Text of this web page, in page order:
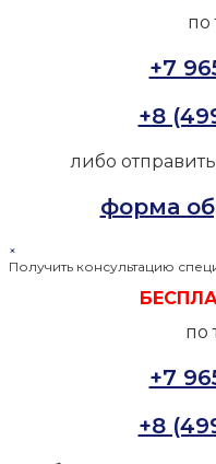
по
+7
+8
либо
форма
×
Получить консультацию
по
+7
+8